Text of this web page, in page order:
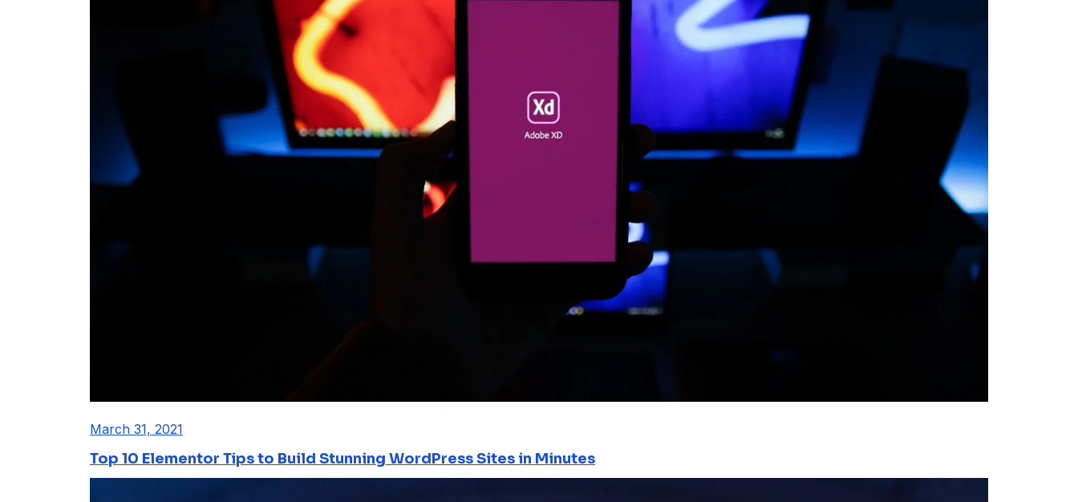
March 31, 2021
Top 10 Elementor Tips to Build Stunning WordPress Sites in Minutes